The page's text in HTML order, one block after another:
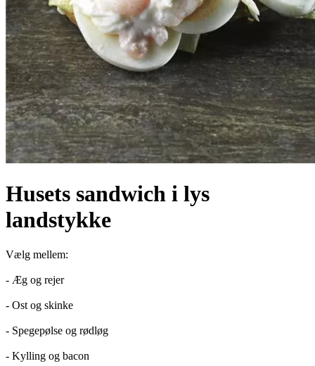
Husets sandwich i lys
landstykke
Vælg mellem:
- Æg og rejer
- Ost og skinke
- Spegepølse og rødløg
- Kylling og bacon